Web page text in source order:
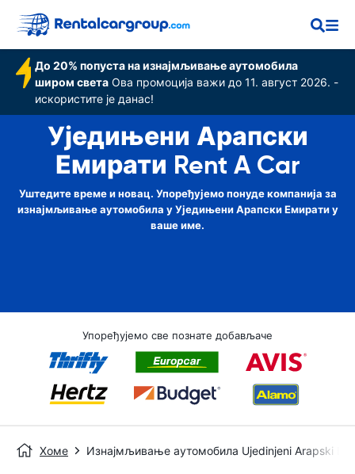
До 20% попуста на изнајмљивање аутомобила
широм света Ова промоција важи до 11. август 2026. -
искористите је данас!
Уједињени Арапски
Емирати Rent A Car
Уштедите време и новац. Упоређујемо понуде компанија за
изнајмљивање аутомобила у Уједињени Арапски Емирати у
ваше име.
Упоређујемо све познате добављаче
Хоме Изнајмљивање аутомобила Ujedinjeni Arapski